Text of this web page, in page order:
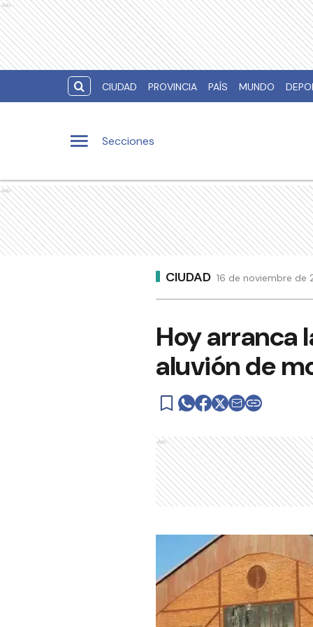
Ads
CIUDAD PROVINCIA PAÍS MUNDO
Secciones
Ads
CIUDAD 16 de noviembre de
Hoy arranca
aluvión de
Ads